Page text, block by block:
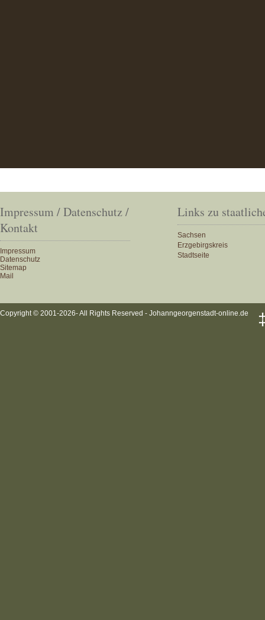
Impressum / Datenschutz /
Kontakt
Impressum
Datenschutz
Sitemap
Mail
Links zu
Sachsen
Erzgebirgskreis
Stadtseite
Copyright © 2001-2026- All Rights Reserved - Johanngeorgenstadt-online.de